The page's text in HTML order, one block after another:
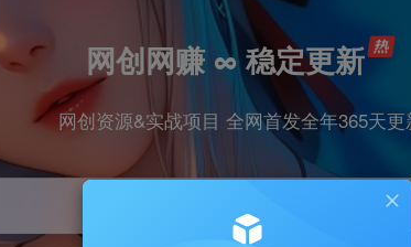
网创网赚 ∞ 稳定更新
网创资源&实战项目 全网首发全年365天更